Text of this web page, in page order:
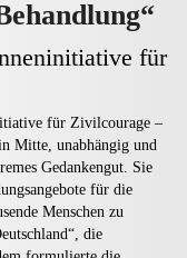
für
für Zivilcourage –
Mitte, unabhängig und
Gedankengut. Sie
für die
Menschen zu
die